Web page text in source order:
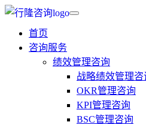
首页
咨询服务
绩效管理咨询
战略绩效管理咨
OKR管理咨询
KPI管理咨询
BSC管理咨询